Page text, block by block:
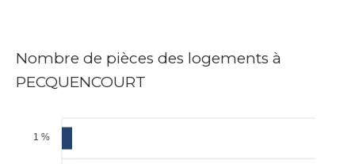
Nombre de pièces des logements à
PECQUENCOURT
1 %